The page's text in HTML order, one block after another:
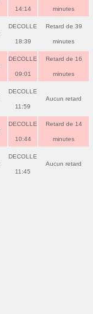
14:14 minutes
DECOLLE
18:39
Retard de 39
minutes
DECOLLE
09:01
Retard de 16
minutes
DECOLLE
11:59
Aucun retard
DECOLLE
10:44
Retard de 14
minutes
DECOLLE
11:45
Aucun retard